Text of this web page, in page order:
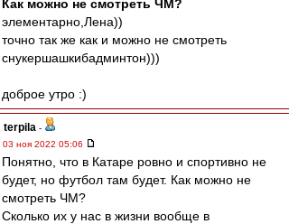
Как можно не смотреть ЧМ?
элементарно,Лена))
точно так же как и можно не смотреть
снукершашкибадминтон)))
доброе утро :)
terpila -
03 ноя 2022 05:06
Понятно, что в Катаре ровно и спортивно не
будет, но футбол там будет. Как можно не
смотреть ЧМ?
Сколько их у нас в жизни вообще в